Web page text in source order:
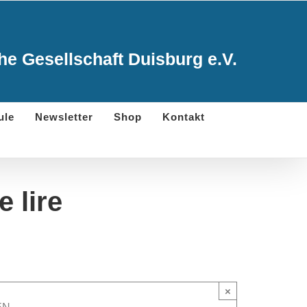
Gesellschaft Duisburg e.V.
Newsletter Shop Kontakt
lire
×